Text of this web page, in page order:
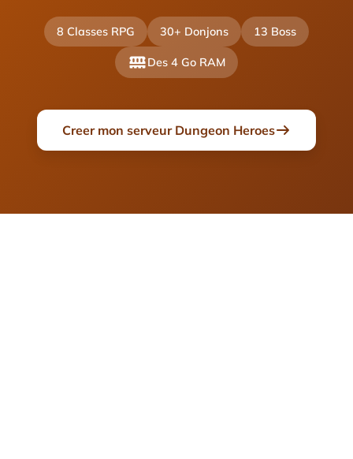
8 Classes RPG 30+ Donjons 13 Boss
Des 4 Go RAM
Creer mon serveur Dungeon Heroes